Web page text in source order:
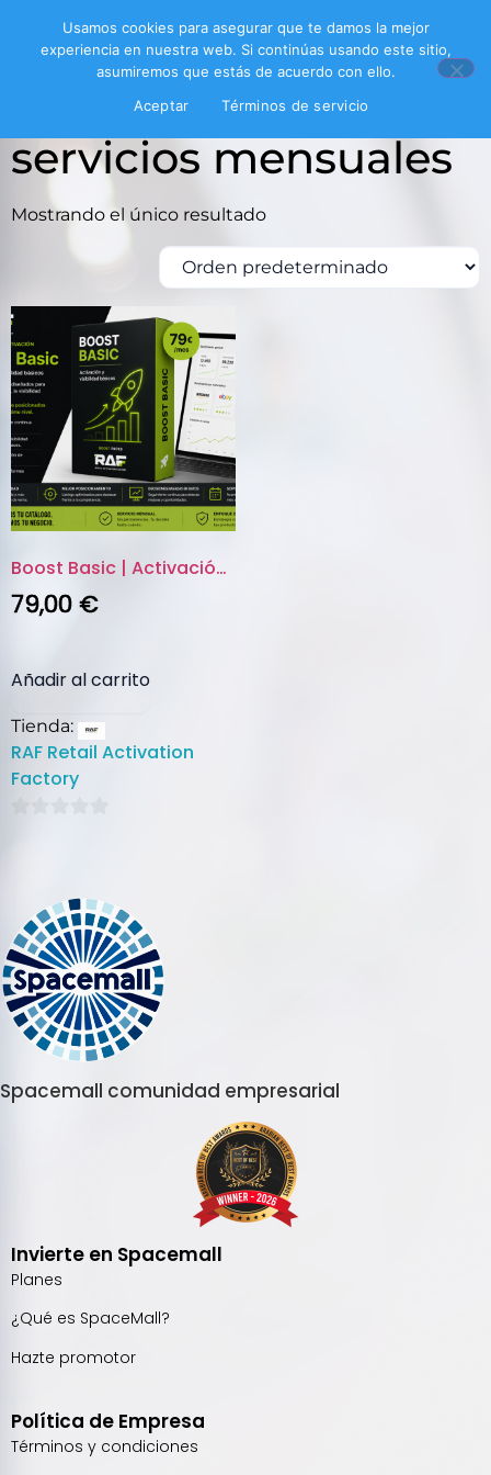
/ Productos etiquetados “servicios mensuales”
servicios mensuales
Mostrando el único resultado
Boost Basic | Activación y vis...
79,00€
Añadir al carrito
Tienda:
RAF Retail Activation
Factory
Spacemall comunidad empresarial
Invierte en Spacemall
Planes
¿Qué es SpaceMall?
Hazte promotor
Política de Empresa
Términos y condiciones
Usamos cookies para asegurar que te damos la mejor
experiencia en nuestra web. Si continúas usando este sitio,
asumiremos que estás de acuerdo con ello.
Aceptar
Términos de servicio